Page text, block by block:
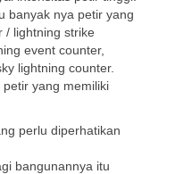
banyak nya petir yang
/ lightning strike
event counter,
lightning counter.
yang memiliki
perlu diperhatikan
bangunannya itu